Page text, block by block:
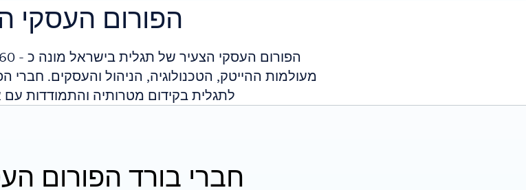
הפורום העסקי
מעולמות ההייטק, הטכנולוגיה, הניהול והעסקים. חברי
לתגלית בקידום מטרותיה והתמודדות
חברי בורד הפורום